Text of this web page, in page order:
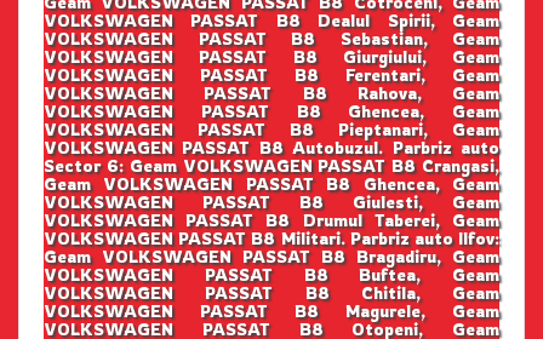
VOLKSWAGEN PASSAT B8 Dealul Spirii, Geam
VOLKSWAGEN PASSAT B8 Sebastian, Geam
VOLKSWAGEN PASSAT B8 Giurgiului, Geam
VOLKSWAGEN PASSAT B8 Ferentari, Geam
VOLKSWAGEN PASSAT B8 Rahova, Geam
VOLKSWAGEN PASSAT B8 Ghencea, Geam
VOLKSWAGEN PASSAT B8 Pieptanari, Geam
VOLKSWAGEN PASSAT B8 Autobuzul. Parbriz auto
Sector 6: Geam VOLKSWAGEN PASSAT B8 Crangasi,
Geam VOLKSWAGEN PASSAT B8 Ghencea, Geam
VOLKSWAGEN PASSAT B8 Giulesti, Geam
VOLKSWAGEN PASSAT B8 Drumul Taberei, Geam
VOLKSWAGEN PASSAT B8 Militari. Parbriz auto Ilfov:
Geam VOLKSWAGEN PASSAT B8 Bragadiru, Geam
VOLKSWAGEN PASSAT B8 Buftea, Geam
VOLKSWAGEN PASSAT B8 Chitila, Geam
VOLKSWAGEN PASSAT B8 Magurele, Geam
VOLKSWAGEN PASSAT B8 Otopeni, Geam